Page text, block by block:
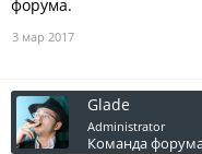
форума.
3 мар 2017
Glade
Administrator
Команда